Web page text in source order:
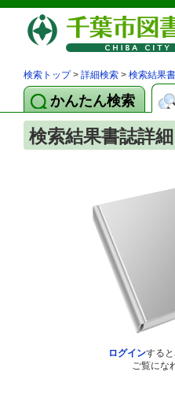
検索トップ> 詳細検索 > 検索結果
かんたん検索
検索結果書誌詳細
ログインする
ご覧にな